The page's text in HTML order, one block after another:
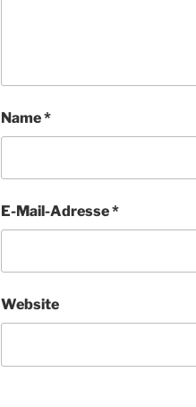
Name*
E-Mail-Adresse*
Website